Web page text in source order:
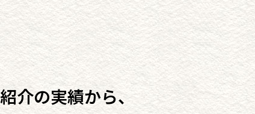
介の実績から、